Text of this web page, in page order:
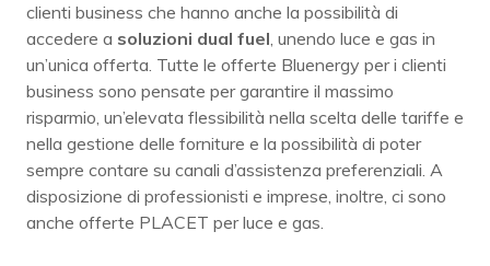
clienti business che hanno anche la possibilità di
accedere a soluzioni dual fuel, unendo luce e gas in
un’unica offerta. Tutte le offerte Bluenergy per i clienti
business sono pensate per garantire il massimo
risparmio, un’elevata flessibilità nella scelta delle tariffe e
nella gestione delle forniture e la possibilità di poter
sempre contare su canali d’assistenza preferenziali. A
disposizione di professionisti e imprese, inoltre, ci sono
anche offerte PLACET per luce e gas.